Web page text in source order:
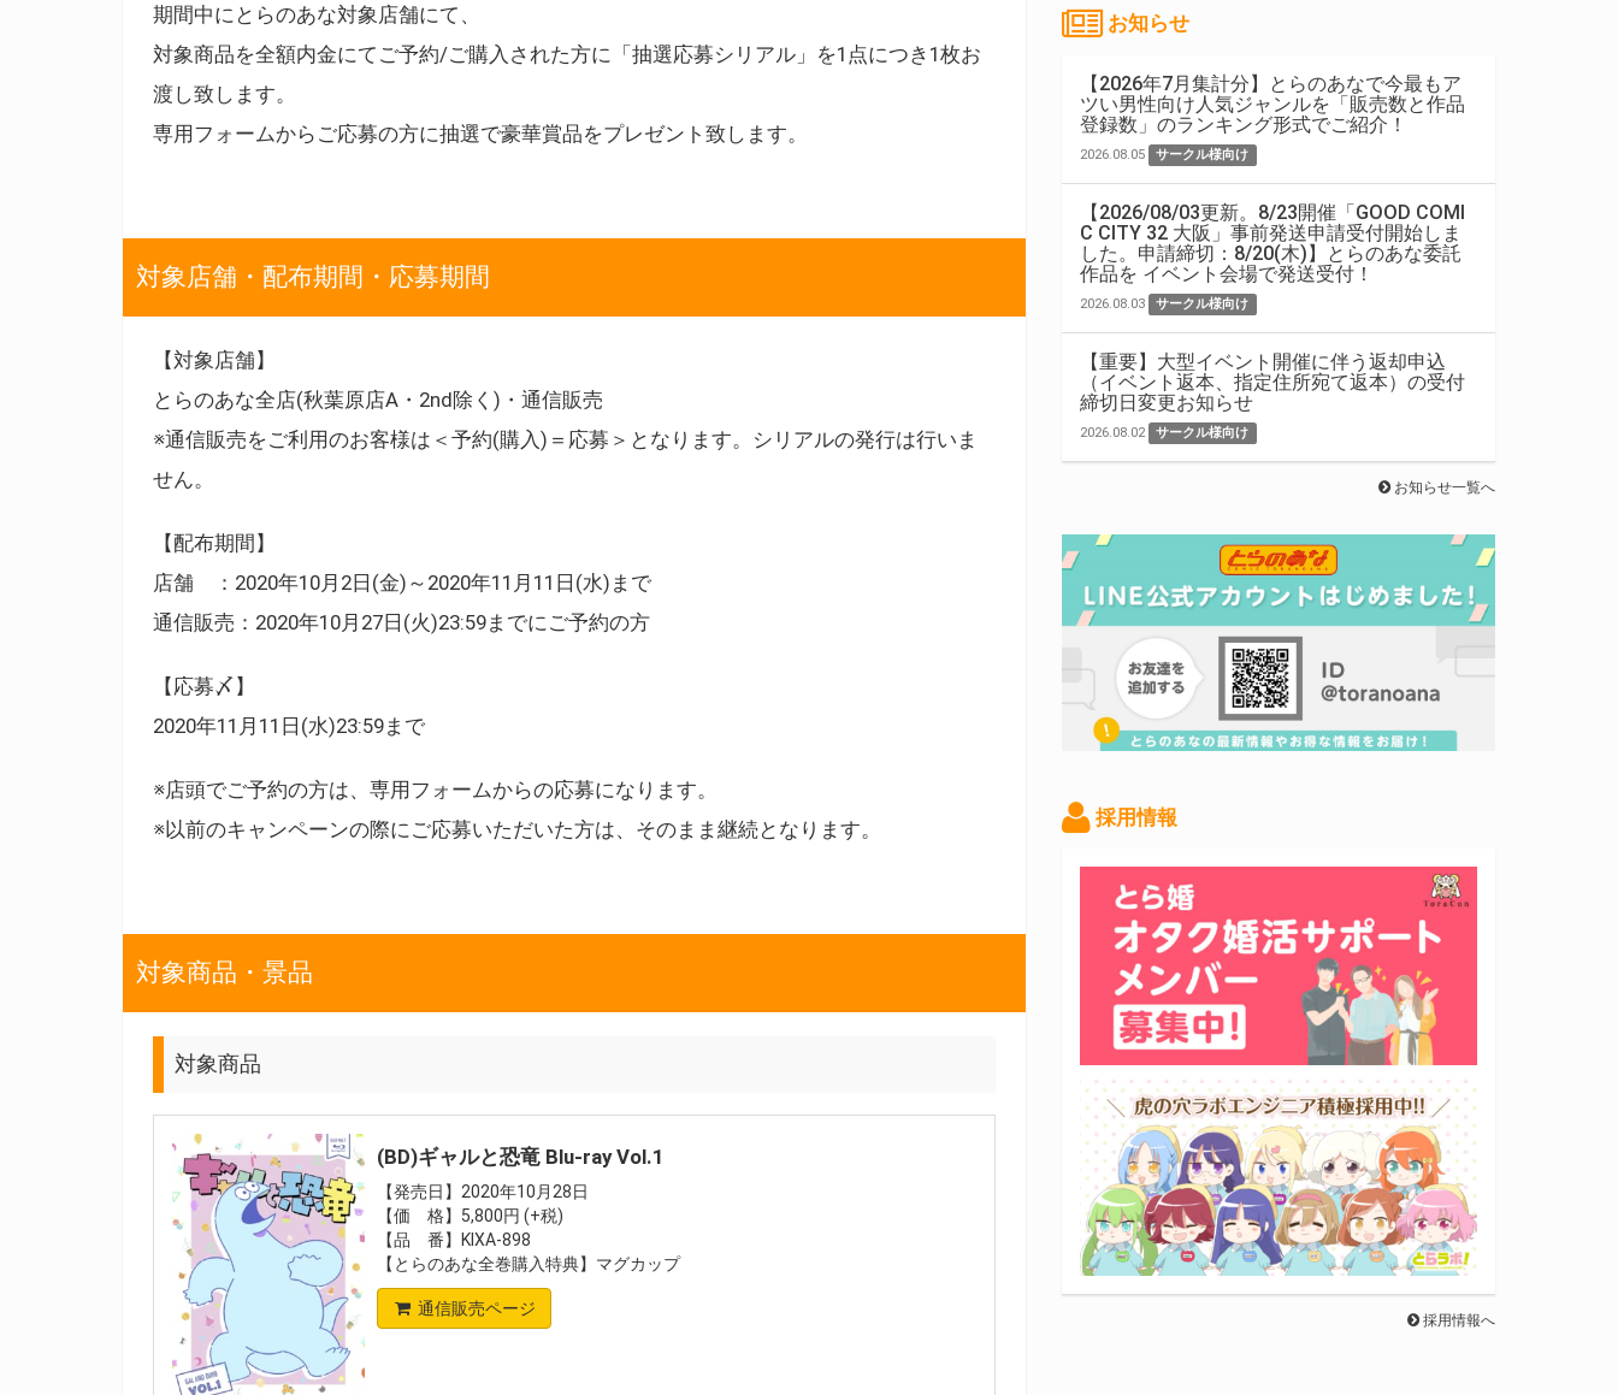
期間中にとらのあな対象店舗にて、
対象商品を全額内金にてご予約/ご購入された方に「抽選応募シリアル」を1点につき1枚お
渡し致します。
専用フォームからご応募の方に抽選で豪華賞品をプレゼント致します。
対象店舗・配布期間・応募期間
【対象店舗】
とらのあな全店(秋葉原店A・2nd除く)・通信販売
※通信販売をご利用のお客様は＜予約(購入)＝応募＞となります。シリアルの発行は行いま
せん。
【配布期間】
店舗 ：2020年10月2日(金)～2020年11月11日(水)まで
通信販売：2020年10月27日(火)23:59までにご予約の方
【応募〆】
2020年11月11日(水)23:59まで
※店頭でご予約の方は、専用フォームからの応募になります。
※以前のキャンペーンの際にご応募いただいた方は、そのまま継続となります。
対象商品・景品
対象商品
(BD)ギャルと恐竜 Blu-ray Vol.1
【発売日】2020年10月28日
【価 格】5,800円 (+税)
【品 番】KIXA-898
【とらのあな全巻購入特典】マグカップ
通信販売ページ
お知らせ
【2026年7月集計分】とらのあなで今最もア
ツい男性向け人気ジャンルを「販売数と作品
登録数」のランキング形式でご紹介！
2026.08.05 サークル様向け
【2026/08/03更新。8/23開催「GOOD COMI
C CITY 32 大阪」事前発送申請受付開始しま
した。申請締切：8/20(木)】とらのあな委託
作品を イベント会場で発送受付！
2026.08.03 サークル様向け
【重要】大型イベント開催に伴う返却申込
（イベント返本、指定住所宛て返本）の受付
締切日変更お知らせ
2026.08.02 サークル様向け
お知らせ一覧へ
採用情報
採用情報へ